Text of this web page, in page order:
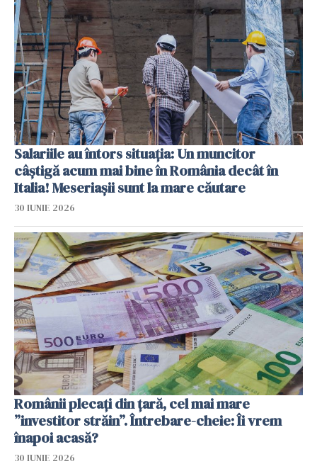
Salariile au întors situația: Un muncitor
câștigă acum mai bine în România decât în
Italia! Meseriașii sunt la mare căutare
30 IUNIE 2026
Românii plecați din țară, cel mai mare
”investitor străin”. Întrebare-cheie: Îi vrem
înapoi acasă?
30 IUNIE 2026